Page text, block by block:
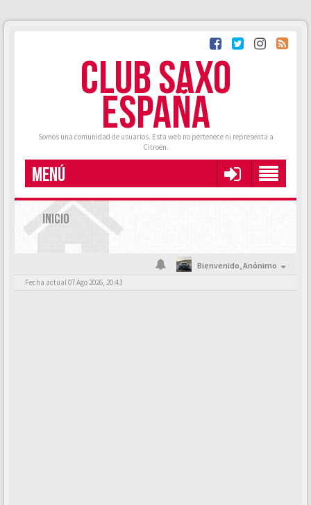
CLUB SAXO
ESPAÑA
Somos una comunidad de usuarios. Esta web no pertenece ni representa a
Citroën.
MENÚ
INICIO
Bienvenido,Anónimo
Fecha actual 07 Ago 2026, 20:43